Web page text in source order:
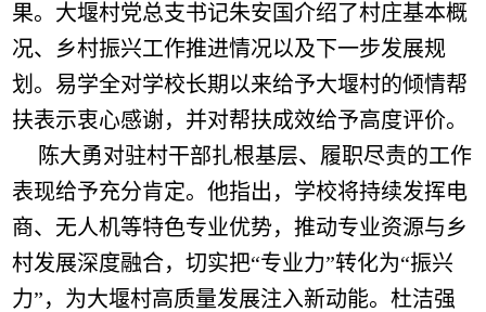
果。大堰村党总支书记朱安国介绍了村庄基本概
况、乡村振兴工作推进情况以及下一步发展规
划。易学全对学校长期以来给予大堰村的倾情帮
扶表示衷心感谢，并对帮扶成效给予高度评价。
陈大勇对驻村干部扎根基层、履职尽责的工作
表现给予充分肯定。他指出，学校将持续发挥电
商、无人机等特色专业优势，推动专业资源与乡
村发展深度融合，切实把“专业力”转化为“振兴
力”，为大堰村高质量发展注入新动能。杜洁强